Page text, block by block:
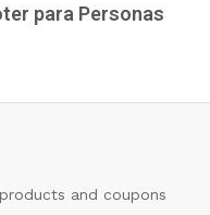
para Personas
and coupons